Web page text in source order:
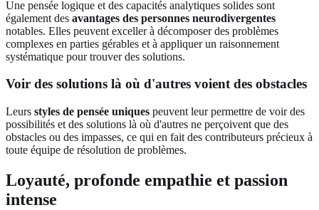
Une pensée logique et des capacités analytiques solides sont
également des avantages des personnes neurodivergentes
notables. Elles peuvent exceller à décomposer des problèmes
complexes en parties gérables et à appliquer un raisonnement
systématique pour trouver des solutions.
Voir des solutions là où d'autres voient des obstacles
Leurs styles de pensée uniques peuvent leur permettre de voir des
possibilités et des solutions là où d'autres ne perçoivent que des
obstacles ou des impasses, ce qui en fait des contributeurs précieux à
toute équipe de résolution de problèmes.
Loyauté, profonde empathie et passion
intense